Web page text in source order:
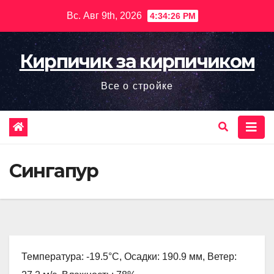
содержимому
Вс. Авг 9th, 2026 4:34:27 PM
Кирпичик за кирпичиком
Все о стройке
Сингапур
Температура: -19.5°C, Осадки: 190.9 мм, Ветер: